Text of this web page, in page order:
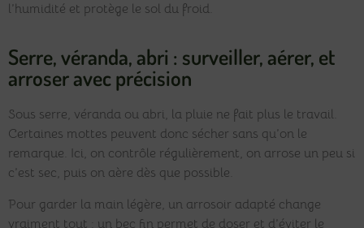
l’humidité et protège le sol du froid.
Serre, véranda, abri : surveiller, aérer, et
arroser avec précision
Sous serre, véranda ou abri, la pluie ne fait plus le travail.
Certaines mottes peuvent donc sécher sans qu’on le
remarque. Ici, on contrôle régulièrement, on arrose un peu si
c’est sec, puis on aère dès que possible.
Pour garder la main légère, un arrosoir adapté change
vraiment tout : un bec fin permet de doser et d’éviter le